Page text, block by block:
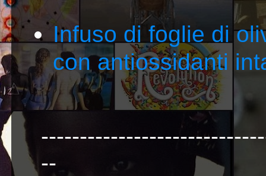
Infuso di foglie di
con antiossidanti
--